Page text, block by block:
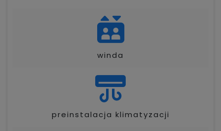
winda
preinstalacja klimatyzacji